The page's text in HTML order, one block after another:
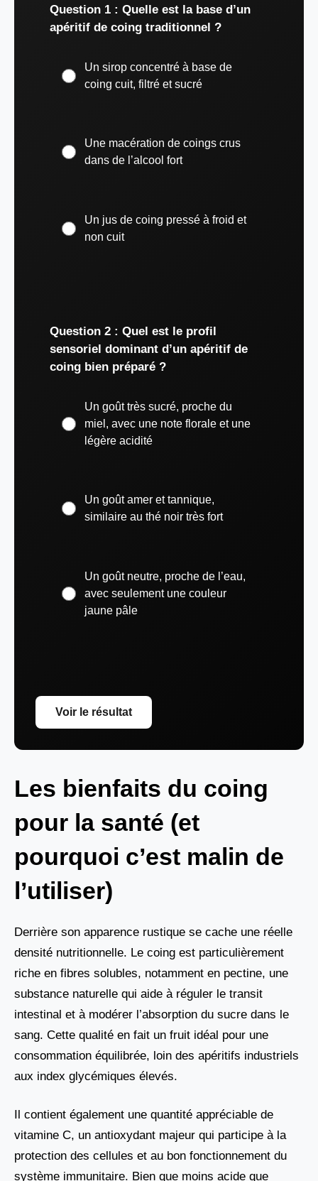
Question 1 : Quelle est la base d’un
apéritif de coing traditionnel ?
Un sirop concentré à base de
coing cuit, filtré et sucré
Une macération de coings crus
dans de l’alcool fort
Un jus de coing pressé à froid et
non cuit
Question 2 : Quel est le profil
sensoriel dominant d’un apéritif de
coing bien préparé ?
Un goût très sucré, proche du
miel, avec une note florale et une
légère acidité
Un goût amer et tannique,
similaire au thé noir très fort
Un goût neutre, proche de l’eau,
avec seulement une couleur
jaune pâle
Voir le résultat
Les bienfaits du coing
pour la santé (et
pourquoi c’est malin de
l’utiliser)
Derrière son apparence rustique se cache une réelle
densité nutritionnelle. Le coing est particulièrement
riche en fibres solubles, notamment en pectine, une
substance naturelle qui aide à réguler le transit
intestinal et à modérer l’absorption du sucre dans le
sang. Cette qualité en fait un fruit idéal pour une
consommation équilibrée, loin des apéritifs industriels
aux index glycémiques élevés.
Il contient également une quantité appréciable de
vitamine C, un antioxydant majeur qui participe à la
protection des cellules et au bon fonctionnement du
système immunitaire. Bien que moins acide que